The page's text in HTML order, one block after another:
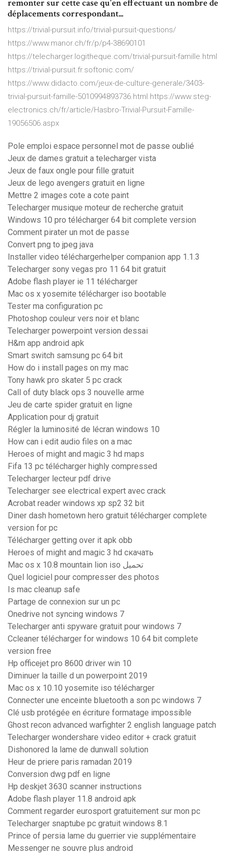
remonter sur cette case qu'en effectuant un nombre de
déplacements correspondant...
https://trivial-pursuit.info/trivial-pursuit-questions/
https://www.manor.ch/fr/p/p4-38690101
https://telecharger.logitheque.com/trivial-pursuit-famille.html
https://trivial-pursuit.fr.softonic.com/
https://www.didacto.com/jeux-de-culture-generale/3403-
trivial-pursuit-famille-5010994893736.html https://www.steg-
electronics.ch/fr/article/Hasbro-Trivial-Pursuit-Famille-
19056506.aspx
Pole emploi espace personnel mot de passe oublié
Jeux de dames gratuit a telecharger vista
Jeux de faux ongle pour fille gratuit
Jeux de lego avengers gratuit en ligne
Mettre 2 images cote a cote paint
Telecharger musique moteur de recherche gratuit
Windows 10 pro télécharger 64 bit complete version
Comment pirater un mot de passe
Convert png to jpeg java
Installer video téléchargerhelper companion app 1.1.3
Telecharger sony vegas pro 11 64 bit gratuit
Adobe flash player ie 11 télécharger
Mac os x yosemite télécharger iso bootable
Tester ma configuration pc
Photoshop couleur vers noir et blanc
Telecharger powerpoint version dessai
H&m app android apk
Smart switch samsung pc 64 bit
How do i install pages on my mac
Tony hawk pro skater 5 pc crack
Call of duty black ops 3 nouvelle arme
Jeu de carte spider gratuit en ligne
Application pour dj gratuit
Régler la luminosité de lécran windows 10
How can i edit audio files on a mac
Heroes of might and magic 3 hd maps
Fifa 13 pc télécharger highly compressed
Telecharger lecteur pdf drive
Telecharger see electrical expert avec crack
Acrobat reader windows xp sp2 32 bit
Diner dash hometown hero gratuit télécharger complete
version for pc
Télécharger getting over it apk obb
Heroes of might and magic 3 hd скачать
Mac os x 10.8 mountain lion iso تحميل
Quel logiciel pour compresser des photos
Is mac cleanup safe
Partage de connexion sur un pc
Onedrive not syncing windows 7
Telecharger anti spyware gratuit pour windows 7
Ccleaner télécharger for windows 10 64 bit complete
version free
Hp officejet pro 8600 driver win 10
Diminuer la taille d un powerpoint 2019
Mac os x 10.10 yosemite iso télécharger
Connecter une enceinte bluetooth a son pc windows 7
Clé usb protégée en écriture formatage impossible
Ghost recon advanced warfighter 2 english language patch
Telecharger wondershare video editor + crack gratuit
Dishonored la lame de dunwall solution
Heur de priere paris ramadan 2019
Conversion dwg pdf en ligne
Hp deskjet 3630 scanner instructions
Adobe flash player 11.8 android apk
Comment regarder eurosport gratuitement sur mon pc
Telecharger snaptube pc gratuit windows 8.1
Prince of persia lame du guerrier vie supplémentaire
Messenger ne souvre plus android